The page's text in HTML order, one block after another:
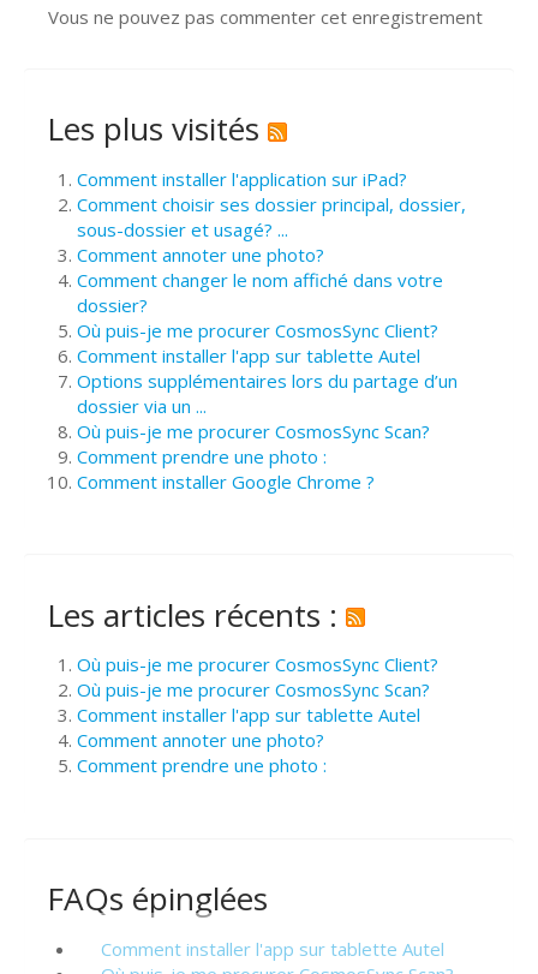
Vous ne pouvez pas commenter cet enregistrement
Les plus visités
Comment installer l'application sur iPad?
Comment choisir ses dossier principal, dossier,
sous-dossier et usagé? ...
Comment annoter une photo?
Comment changer le nom affiché dans votre
dossier?
Où puis-je me procurer CosmosSync Client?
Comment installer l'app sur tablette Autel
Options supplémentaires lors du partage d’un
dossier via un ...
Où puis-je me procurer CosmosSync Scan?
Comment prendre une photo :
Comment installer Google Chrome ?
Les articles récents :
Où puis-je me procurer CosmosSync Client?
Où puis-je me procurer CosmosSync Scan?
Comment installer l'app sur tablette Autel
Comment annoter une photo?
Comment prendre une photo :
FAQs épinglées
Comment installer l'app sur tablette Autel